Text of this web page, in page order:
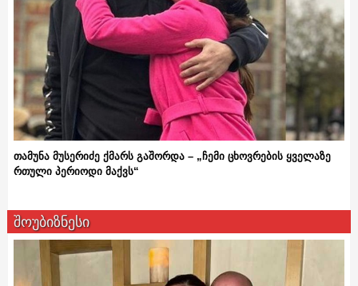
თამუნა მუსერიძე ქმარს გაშორდა – „ჩემი ცხოვრების ყველაზე
რთული პერიოდი მაქვს“
შოუბიზნესი